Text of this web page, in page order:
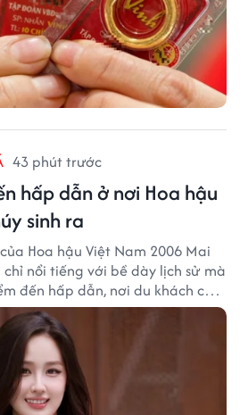
43 phút trước
hấp dẫn ở nơi Hoa hậu
sinh ra
Hoa hậu Việt Nam 2006 Mai
chỉ nổi tiếng với bề dày lịch sử mà
đến hấp dẫn, nơi du khách có
vẻ đẹp cổ kính xen lẫn nhịp
đô.